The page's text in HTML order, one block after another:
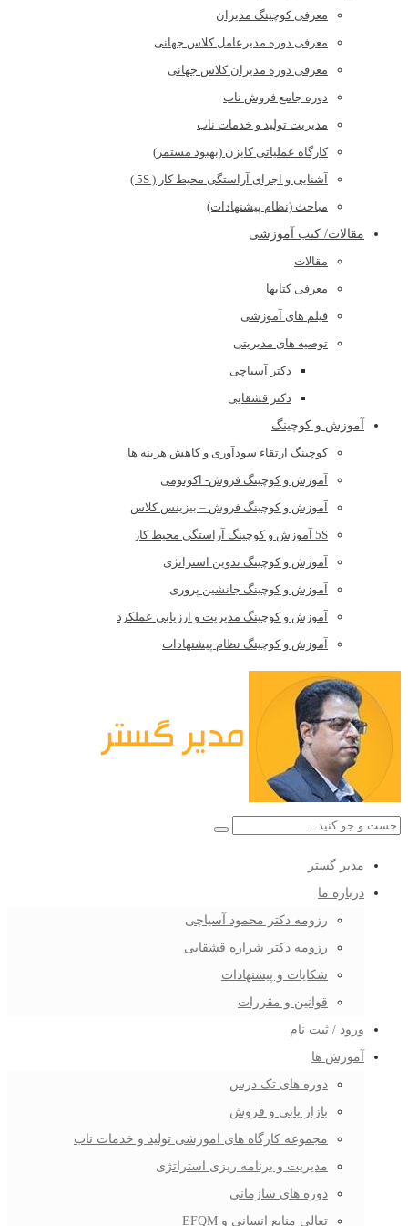
معرفی کوچینگ مدیران
معرفی دوره مدیرعامل کلاس جهانی
معرفی دوره مدیران کلاس جهانی
دوره جامع فروش ناب
مدیریت تولید و خدمات ناب
کارگاه عملیاتی کایزن (بهبود مستمر)
آشنایی و اجرای آراستگی محیط کار ( 5S )
مباحث (نظام پیشنهادات)
مقالات/ کتب آموزشی
مقالات
معرفی کتابها
فیلم های آموزشی
توصیه های مدیریتی
دکتر آسیاچی
دکتر قشقایی
آموزش و کوچینگ
کوچینگ ارتقاء سودآوری و کاهش هزینه ها
آموزش و کوچینگ فروش- اکونومی
آموزش و کوچینگ فروش – بیزینس کلاس
5S آموزش و کوچینگ آراستگی محیط کار
آموزش و کوچینگ تدوین استراتژی
آموزش و کوچینگ جانشین پروری
آموزش و کوچینگ مدیریت و ارزیابی عملکرد
آموزش و کوچینگ نظام پیشنهادات
مدیر گستر
درباره ما
رزومه دکتر محمود آسیاچی
رزومه دکتر شراره قشقایی
شکایات و پیشنهادات
قوانین و مقررات
ورود / ثبت نام
آموزش ها
دوره های تک درس
بازار یابی و فروش
مجموعه کارگاه های اموزشی تولید و خدمات ناب
مدیریت و برنامه ریزی استراتژی
دوره های سازمانی
تعالی منابع انسانی و EFQM